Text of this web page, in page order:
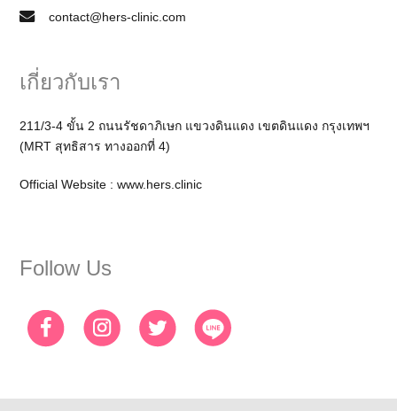
contact@hers-clinic.com
เกี่ยวกับเรา
211/3-4 ขั้น 2 ถนนรัชดาภิเษก แขวงดินแดง เขตดินแดง กรุงเทพฯ
(MRT สุทธิสาร ทางออกที่ 4)
Official Website :www.hers.clinic
Follow Us